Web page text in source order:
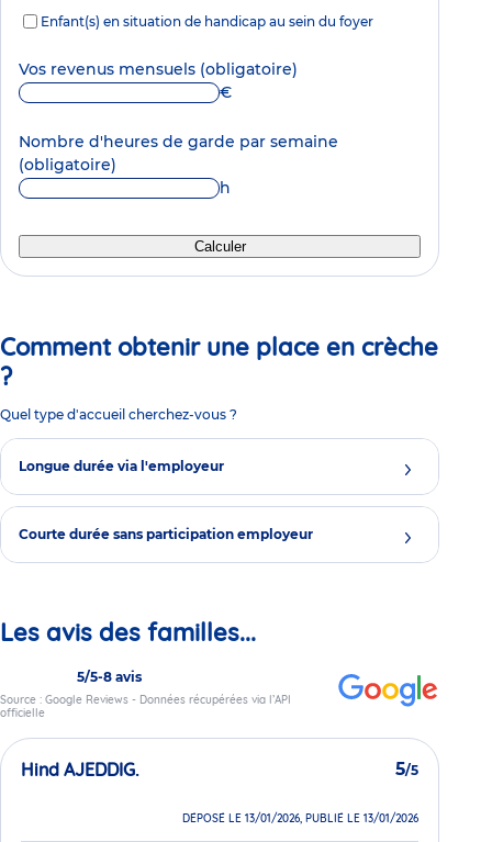
Enfant(s) en situation de handicap au sein du foyer
Vos revenus mensuels (obligatoire)
€
Nombre d'heures de garde par semaine
(obligatoire)
h
Calculer
Comment obtenir une place en crèche
?
Quel type d'accueil cherchez-vous ?
Longue durée via l'employeur
Courte durée sans participation employeur
Les avis des familles...
5/5-8 avis
Source : Google Reviews - Données récupérées via l’API
officielle
Hind AJEDDIG. 5/5
DÉPOSÉ LE 13/01/2026, PUBLIÉ LE 13/01/2026